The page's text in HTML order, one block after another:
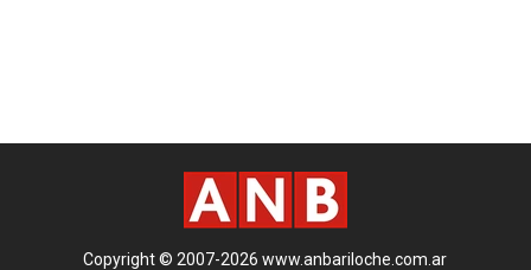
Copyright © 2007-2026 www.anbariloche.com.ar